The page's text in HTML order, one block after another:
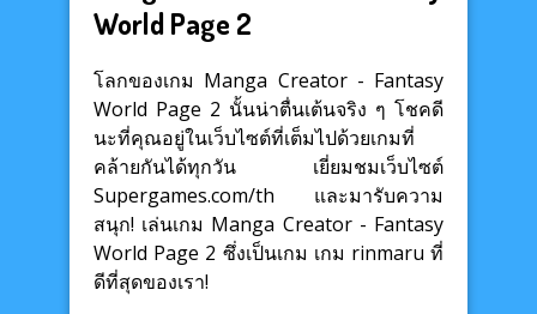
World Page 2
โลกของเกม Manga Creator - Fantasy
World Page 2 นั้นน่าตื่นเต้นจริง ๆ โชคดี
นะที่คุณอยู่ในเว็บไซต์ที่เต็มไปด้วยเกมที่
คล้ายกันได้ทุกวัน เยี่ยมชมเว็บไซต์
Supergames.com/th และมารับความ
สนุก! เล่นเกม Manga Creator - Fantasy
World Page 2 ซึ่งเป็นเกม เกม rinmaru ที่
ดีที่สุดของเรา!